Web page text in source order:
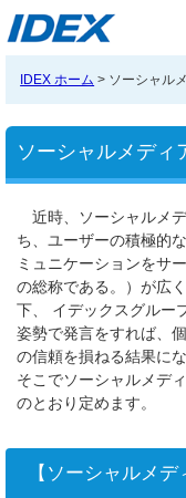
IDEX ホーム > ソーシャル
ソーシャルメディ
近時、ソーシャルメ
ち、ユーザーの積極的
ミュニケーションをサ
の総称である。）が広
下、 イデックスグルー
姿勢で発言をすれば、
の信頼を損ねる結果にな
そこでソーシャルメデ
のとおり定めます。
【ソーシャルメ